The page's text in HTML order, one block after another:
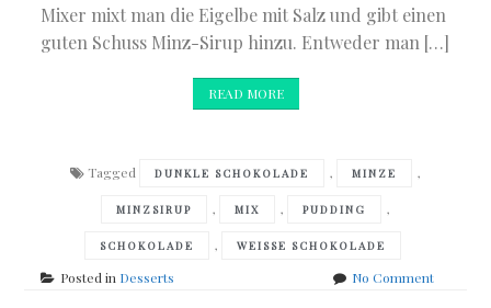
Mixer mixt man die Eigelbe mit Salz und gibt einen
guten Schuss Minz-Sirup hinzu. Entweder man […]
READ MORE
Tagged DUNKLE SCHOKOLADE , MINZE ,
MINZSIRUP , MIX , PUDDING ,
SCHOKOLADE , WEISSE SCHOKOLADE
Posted in Desserts No Commenton